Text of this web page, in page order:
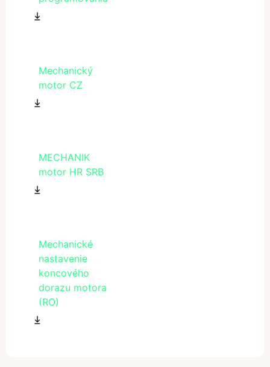
Mechanický
motor CZ
MECHANIK
motor HR SRB
Mechanické
nastavenie
koncového
dorazu motora
(RO)